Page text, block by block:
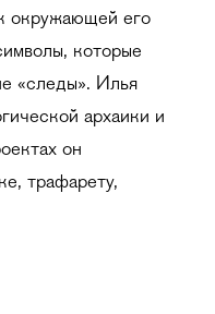
окружающей его
которые
«следы». Илья
архаики и
он
трафарету,